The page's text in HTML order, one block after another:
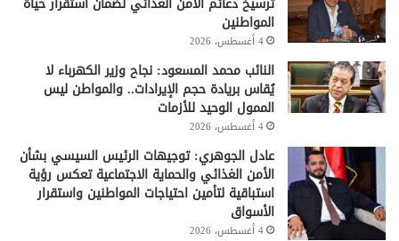
المواطنين
4 أغسطس، 2026
النائب محمد المسعود: نجاح وزير الكهرباء لا
يُقاس بريادة حجم الإيرادات.. والمواطن ليس
الممول الوحيد للأزمات
4 أغسطس، 2026
عادل الجوهري: توجيهات الرئيس السيسي بشأن
الأمن الغذائي والحماية الاجتماعية تعكس رؤية
استباقية لتأمين احتياجات المواطنين واستقرار
الأسواق
4 أغسطس، 2026